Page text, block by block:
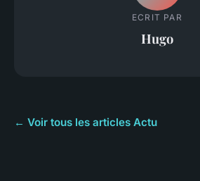
ECRIT PAR
Hugo
← Voir tous les articles Actu